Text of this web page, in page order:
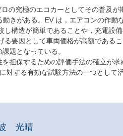
の究極のエコカーとしてその普及が
きがある。EV は，エアコンの作動
構造が簡単であることや，充電設
要因として車両価格が高額である
題となっている。
担保するための評価手法の確立が求
する有効な試験方法の一つとして
光晴